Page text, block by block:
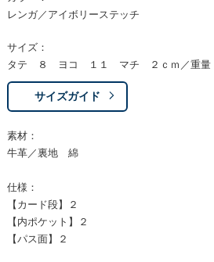
レンガ／アイボリーステッチ
サイズ：
タテ ８ ヨコ １１ マチ ２ｃｍ／重量
サイズガイド
素材：
牛革／裏地 綿
仕様：
【カード段】２
【内ポケット】２
【パス面】２